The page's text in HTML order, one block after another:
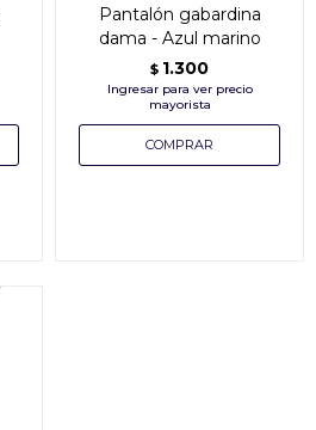
Pantalón gabardina
dama - Azul marino
$ 1.300